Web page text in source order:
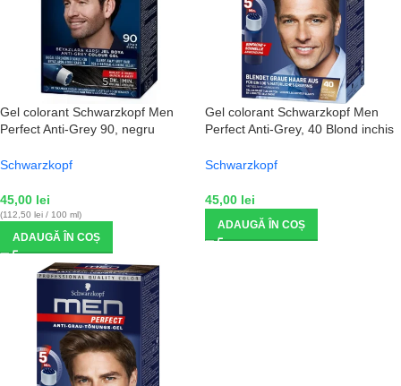
Gel colorant Schwarzkopf Men
Perfect Anti-Grey 90, negru
Schwarzkopf
45,00 lei
(112,50 lei / 100 ml)
ADAUGĂ ÎN COȘ
Gel colorant Schwarzkopf Men
Perfect Anti-Grey, 40 Blond inchis
Schwarzkopf
45,00 lei
ADAUGĂ ÎN COȘ